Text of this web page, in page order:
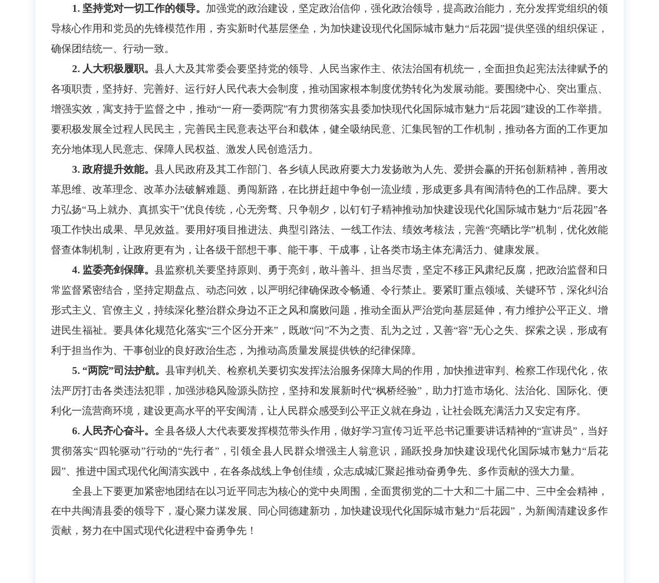
1. 坚持党对一切工作的领导。 加强党的政治建设，坚定政治信仰，强化政治领导，提高政治能力，充分发挥党组织的领
导核心作用和党员的先锋模范作用，夯实新时代基层堡垒，为加快建设现代化国际城市魅力“后花园”提供坚强的组织保证，
确保团结统一、行动一致。
2. 人大积极履职。 县人大及其常委会要坚持党的领导、人民当家作主、依法治国有机统一，全面担负起宪法法律赋予的
各项职责，坚持好、完善好、运行好人民代表大会制度，推动国家根本制度优势转化为发展动能。要围绕中心、突出重点、
增强实效，寓支持于监督之中，推动“一府一委两院”有力贯彻落实县委加快现代化国际城市魅力“后花园”建设的工作举措。
要积极发展全过程人民民主，完善民主民意表达平台和载体，健全吸纳民意、汇集民智的工作机制，推动各方面的工作更加
充分地体现人民意志、保障人民权益、激发人民创造活力。
3. 政府提升效能。 县人民政府及其工作部门、各乡镇人民政府要大力发扬敢为人先、爱拼会赢的开拓创新精神，善用改
革思维、改革理念、改革办法破解难题、勇闯新路，在比拼赶超中争创一流业绩，形成更多具有闽清特色的工作品牌。要大
力弘扬“马上就办、真抓实干”优良传统，心无旁骛、只争朝夕，以钉钉子精神推动加快建设现代化国际城市魅力“后花园”各
项工作快出成果、早见效益。要用好项目推进法、典型引路法、一线工作法、绩效考核法，完善“亮晒比学”机制，优化效能
督查体制机制，让政府更有为，让各级干部想干事、能干事、干成事，让各类市场主体充满活力、健康发展。
4. 监委亮剑保障。 县监察机关要坚持原则、勇于亮剑，敢斗善斗、担当尽责，坚定不移正风肃纪反腐，把政治监督和日
常监督紧密结合，坚持定期盘点、动态问效，以严明纪律确保政令畅通、令行禁止。要紧盯重点领域、关键环节，深化纠治
形式主义、官僚主义，持续深化整治群众身边不正之风和腐败问题，推动全面从严治党向基层延伸，有力维护公平正义、增
进民生福祉。要具体化规范化落实“三个区分开来”，既敢“问”不为之责、乱为之过，又善“容”无心之失、探索之误，形成有
利于担当作为、干事创业的良好政治生态，为推动高质量发展提供铁的纪律保障。
5. “两院”司法护航。 县审判机关、检察机关要切实发挥法治服务保障大局的作用，加快推进审判、检察工作现代化，依
法严厉打击各类违法犯罪，加强涉稳风险源头防控，坚持和发展新时代“枫桥经验”，助力打造市场化、法治化、国际化、便
利化一流营商环境，建设更高水平的平安闽清，让人民群众感受到公平正义就在身边，让社会既充满活力又安定有序。
6. 人民齐心奋斗。全县各级人大代表要发挥模范带头作用，做好学习宣传习近平总书记重要讲话精神的“宣讲员”，当好
贯彻落实“四轮驱动”行动的“先行者”，引领全县人民群众增强主人翁意识，踊跃投身加快建设现代化国际城市魅力“后花
园”、推进中国式现代化闽清实践中，在各条战线上争创佳绩，众志成城汇聚起推动奋勇争先、多作贡献的强大力量。
全县上下要更加紧密地团结在以习近平同志为核心的党中央周围，全面贯彻党的二十大和二十届二中、三中全会精神，
在中共闽清县委的领导下，凝心聚力谋发展、同心同德建新功，加快建设现代化国际城市魅力“后花园”，为新闽清建设多作
贡献，努力在中国式现代化进程中奋勇争先！